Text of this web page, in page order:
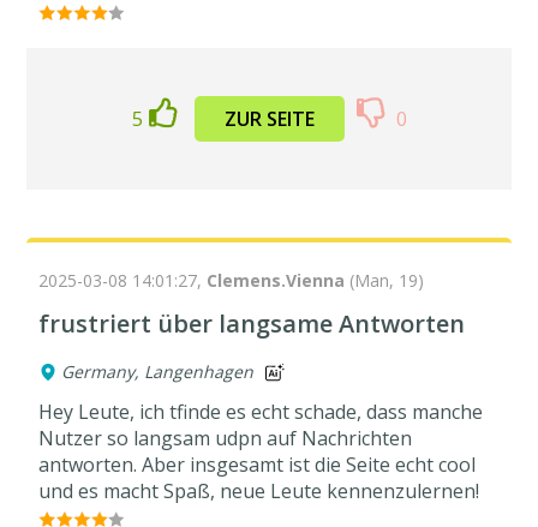
5 ZUR SEITE 0
2025-03-08 14:01:27, Clemens.Vienna (Man, 19)
frustriert über langsame Antworten
Germany, Langenhagen
Hey Leute, ich tfinde es echt schade, dass manche
Nutzer so langsam udpn auf Nachrichten
antworten. Aber insgesamt ist die Seite echt cool
und es macht Spaß, neue Leute kennenzulernen!